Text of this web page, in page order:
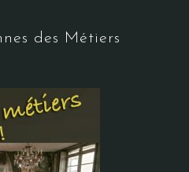
des Métiers